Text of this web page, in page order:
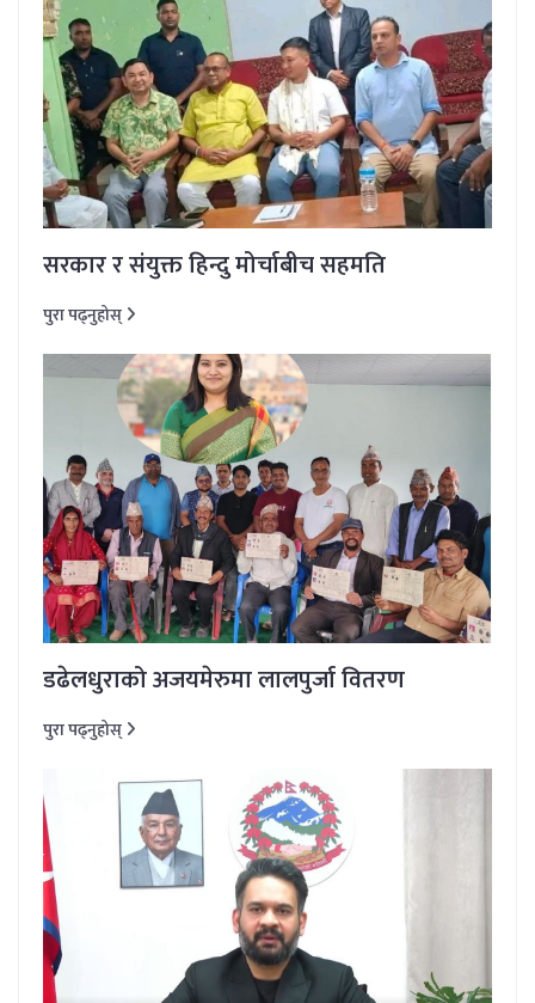
सरकार र संयुक्त हिन्दु मोर्चाबीच सहमति
पुरा पढ्नुहोस्
डढेलधुराको अजयमेरुमा लालपुर्जा वितरण
पुरा पढ्नुहोस्